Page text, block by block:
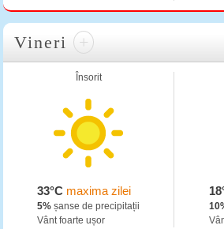
Vineri +
Însorit
33°C maxima zilei
5% șanse de precipitații
Vânt foarte ușor